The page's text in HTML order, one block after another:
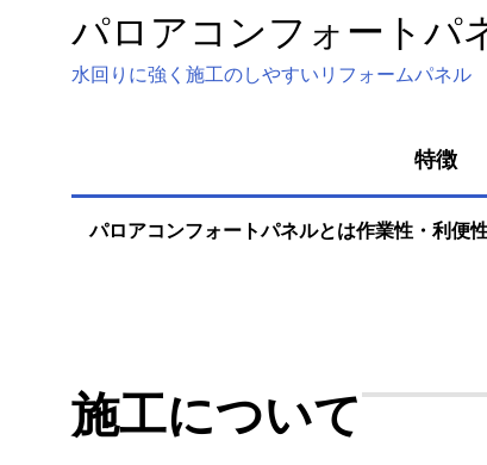
パロアコンフォートパ
水回りに強く施工のしやすいリフォームパネル
特徴
パロアコンフォートパネルとは作業性・利便
施工について